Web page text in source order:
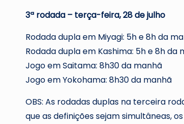
3ª rodada – terça-feira, 28 de julho
Rodada dupla em Miyagi: 5h e 8h da
Rodada dupla em Kashima: 5h e 8h da
Jogo em Saitama: 8h30 da manhã
Jogo em Yokohama: 8h30 da manhã
OBS: As rodadas duplas na terceira
que as definições sejam simultâneas,